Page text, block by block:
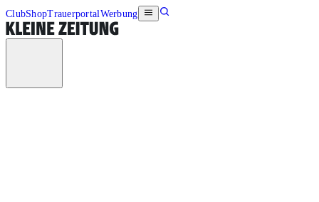
ClubShopTrauerportalWerbung